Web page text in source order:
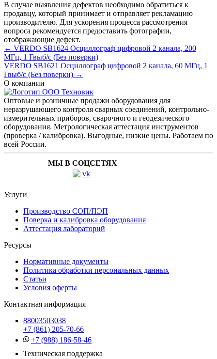
В случае выявления дефектов необходимо обратиться к
продавцу, который принимает и отправляет рекламацию
производителю. Для ускорения процесса рассмотрения
вопроса рекомендуется предоставить фотографии,
отображающие дефект.
← VERDO SB1624 Осциллограф цифровой 2 канала, 200
МГц, 1 Гвыб/с (Без поверки)
VERDO SB1621 Осциллограф цифровой 2 канала, 60 МГц, 1
Гвыб/с (Без поверки) →
О компании
Оптовые и розничные продажи оборудования для
неразрушающего контроля сварных соединений, контрольно-
измерительных приборов, сварочного и геодезического
оборудования. Метрологическая аттестация инструментов
(проверка / калибровка). Выгодные, низкие цены. Работаем по
всей России.
МЫ В СОЦСЕТЯХ
Услуги
Производство СОП/ПЭП
Поверка и калибровка оборудования
Аттестация лабораторий
Ресурсы
Нормативные документы
Политика обработки персональных данных
Статьи
Условия оферты
Контактная информация
88003503038
+7 (861) 205-70-66
+7 (988) 186-58-46
Техническая поддержка